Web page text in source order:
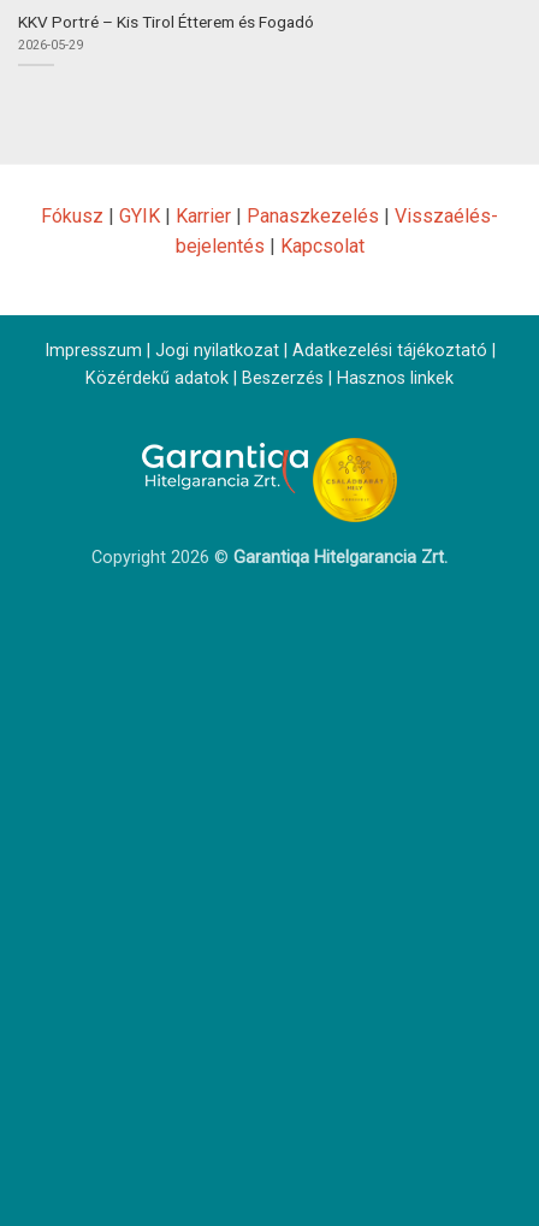
KKV Portré – Kis Tirol Étterem és Fogadó
2026-05-29
Fókusz GYIK Karrier Panaszkezelés
Visszaélés-
bejelentés
Kapcsolat
Impresszum Jogi nyilatkozat| Adatkezelési tájékoztató
Közérdekű adatok
Beszerzés Hasznos linkek
Copyright 2026 © Garantiqa Hitelgarancia Zrt.